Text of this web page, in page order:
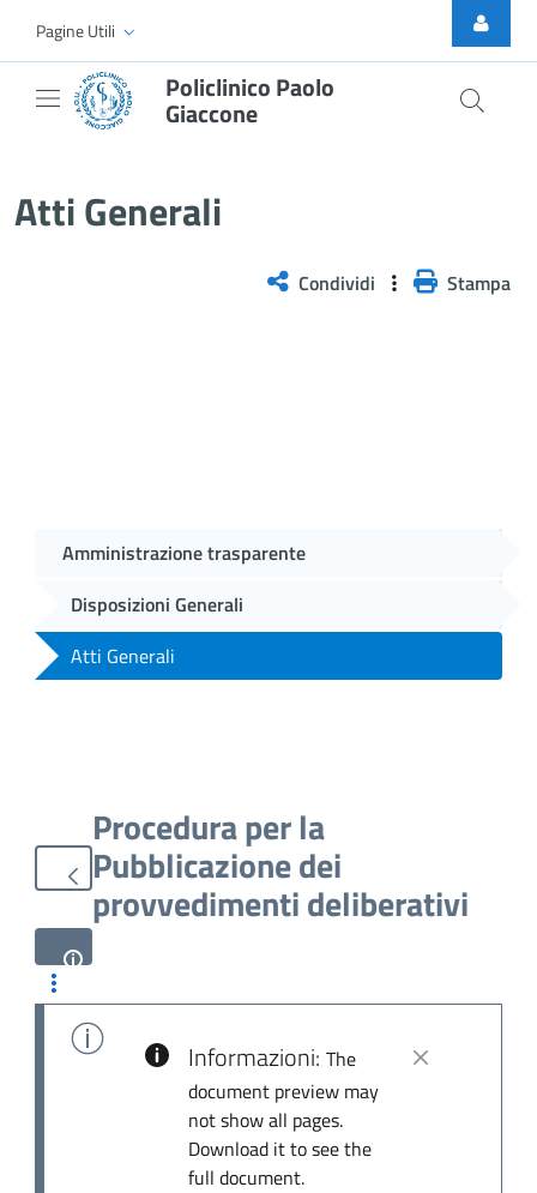
Skip to Main Content
Pagine Utili
Policlinico Paolo
Giaccone
Atti Generali
Condividi Stampa
Amministrazione trasparente
Disposizioni Generali
Atti Generali
Procedura per la
Pubblicazione dei
provvedimenti deliberativi
Informazioni: The
document preview may
not show all pages.
Download it to see the
full document.